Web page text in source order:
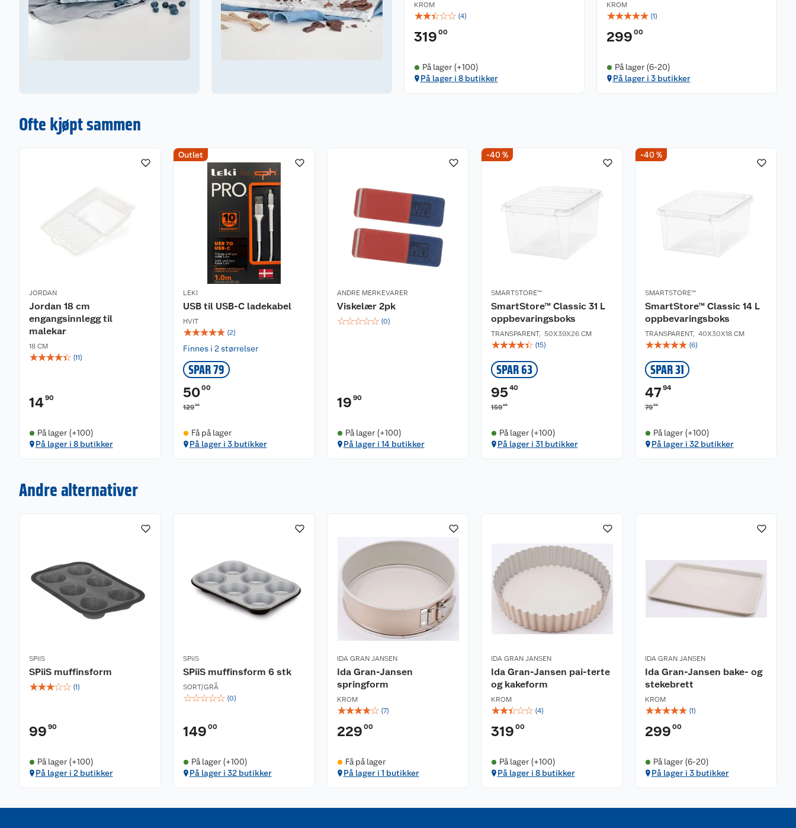
KROM
☆☆☆☆☆ (4)
319 00
På lager (+100)
På lager i 8 butikker
KROM
☆☆☆☆☆ (1)
299 00
På lager (6-20)
På lager i 3 butikker
Ofte kjøpt sammen
JORDAN
Jordan 18 cm
engangsinnlegg til
malekar
18 CM
☆☆☆☆☆ (11)
1490
På lager (+100)
På lager i 8 butikker
Outlet
LEKI
USB til USB-C ladekabel
HVIT
☆☆☆☆☆ (2)
Finnes i 2 størrelser
SPAR 79
5000
12900
Få på lager
På lager i 3 butikker
ANDRE MERKEVARER
Viskelær 2pk
☆☆☆☆☆ (0)
19 90
På lager (+100)
På lager i 14 butikker
-40 %
SMARTSTORE™
SmartStore™ Classic 31 L
oppbevaringsboks
TRANSPARENT, 50X39X26 CM
☆☆☆☆☆ (15)
SPAR 63
95 40
15900
På lager (+100)
På lager i 31 butikker
-40 %
SMARTSTORE™
SmartStore™ Classic 14 L
oppbevaringsboks
TRANSPARENT, 40X30X18 CM
☆☆☆☆☆ (6)
SPAR 31
4794
7990
På lager (+100)
På lager i 32 butikker
Andre alternativer
SPiiS
SPiiS muffinsform
☆☆☆☆☆ (1)
99 90
På lager (+100)
På lager i 2 butikker
SPiiS
SPiiS muffinsform 6 stk
SORT/GRÅ
☆☆☆☆☆ (0)
149 00
På lager (+100)
På lager i 32 butikker
IDA GRAN JANSEN
Ida Gran-Jansen
springform
KROM
☆☆☆☆☆ (7)
229 00
Få på lager
På lager i 1 butikker
IDA GRAN JANSEN
Ida Gran-Jansen pai-terte
og kakeform
KROM
☆☆☆☆☆ (4)
319 00
På lager (+100)
På lager i 8 butikker
IDA GRAN JANSEN
Ida Gran-Jansen bake- og
stekebrett
KROM
☆☆☆☆☆ (1)
299 00
På lager (6-20)
På lager i 3 butikker